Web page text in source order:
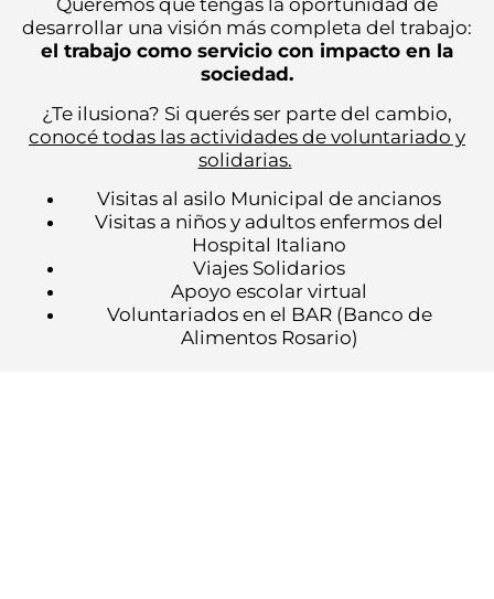
Queremos que tengas la oportunidad de
desarrollar una visión más completa del trabajo:
el trabajo como servicio con impacto en la
sociedad.
¿Te ilusiona? Si querés ser parte del cambio,
conocé todas las actividades de voluntariado y
solidarias.
Visitas al asilo Municipal de ancianos
Visitas a niños y adultos enfermos del
Hospital Italiano
Viajes Solidarios
Apoyo escolar virtual
Voluntariados en el BAR (Banco de
Alimentos Rosario)